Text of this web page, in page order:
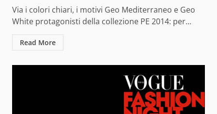
Via i colori chiari, i motivi Geo Mediterraneo e Geo
White protagonisti della collezione PE 2014: per...
Read More